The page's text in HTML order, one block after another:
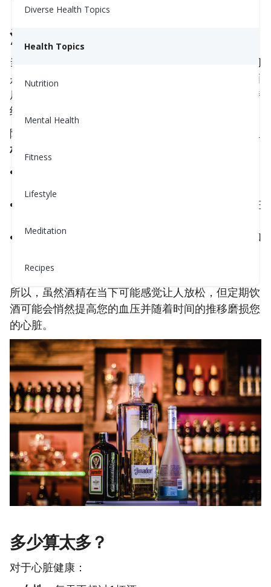
Diverse Health Topics
Health Topics
Nutrition
Mental Health
Fitness
Lifestyle
Meditation
Recipes
酒精对血管的影响
当您喝酒时，酒精会使您的血管
——起初
是这样的。这就是为什么您在喝了一杯葡萄酒或啤酒
后可能会感到温暖或脸红。但这种放松的效果不会持
续太久。
随着时间的推移，饮酒过多或过频实际上可能会产生
相反的效果
这会导致您的血压保持在过高的水平。
它会增加
，这会给您的心脏
它可能会慢慢
，使其变得僵硬和
液推送出去。
所以，虽然酒精在当下可能感觉让人放松，但定期饮
酒可能会悄然提高您的血压并随着时间的推移磨损您
的心脏。
多少算太多？
对于心脏健康：